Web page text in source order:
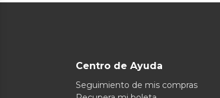
Centro de Ayuda
Seguimiento de mis compras